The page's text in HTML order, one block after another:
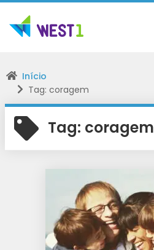
Início
Tag: coragem
Tag: coragem